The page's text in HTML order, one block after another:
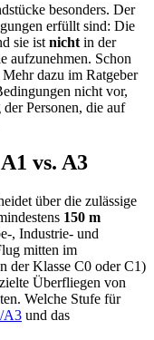
besonders. Der
erfüllt sind: Die
sie ist nicht in der
aufzunehmen. Schon
dazu im Ratgeber
nicht vor,
Personen, die auf
vs. A3
über die zulässige
150 m
, Industrie- und
mitten im
der Klasse C0 oder C1)
Überfliegen von
Welche Stufe für
A3 und das